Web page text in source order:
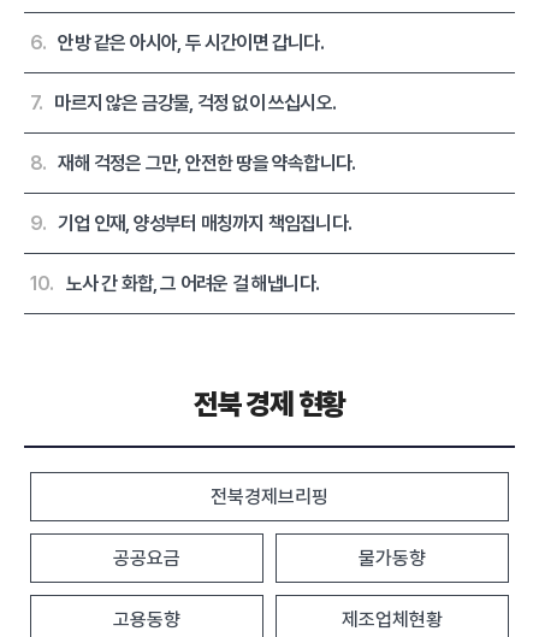
6. 안방 같은 아시아, 두 시간이면 갑니다.
7. 마르지 않은 금강물, 걱정 없이 쓰십시오.
8. 재해 걱정은 그만, 안전한 땅을 약속합니다.
9. 기업 인재, 양성부터 매칭까지 책임집니다.
10. 노사 간 화합, 그 어려운 걸 해냅니다.
전북 경제 현황
전북경제브리핑
공공요금 물가동향
고용동향 제조업체현황